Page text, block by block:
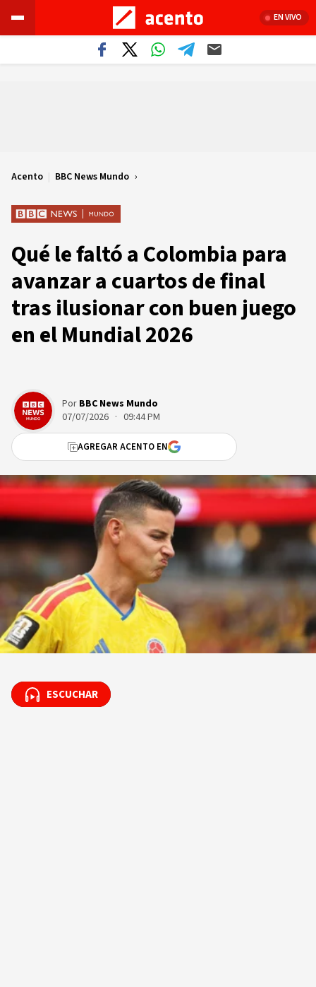
EN VIVO
Acento | BBC News Mundo
Qué le faltó a Colombia para
avanzar a cuartos de final
tras ilusionar con buen juego
en el Mundial 2026
Por BBC News Mundo
07/07/2026 · 09:44 PM
AGREGAR ACENTO EN
ESCUCHAR
ESCUCHAR